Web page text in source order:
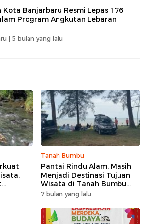
Kota Banjarbaru Resmi Lepas 176
Program Angkutan Lebaran
| 5 bulan yang lalu
di
Tanah Bumbu
Pantai Rindu Alam, Masih
Menjadi Destinasi Tujuan
Wisata di Tanah Bumbu
dengan Rindangnya Pohon
7 bulan yang lalu